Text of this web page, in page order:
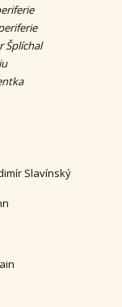
Šplíchal
Slavínský